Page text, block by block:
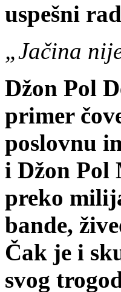
uspešni
„Jačina
Džon Pol
primer
poslovnu
i Džon Pol
preko
bande,
Čak je i
svog